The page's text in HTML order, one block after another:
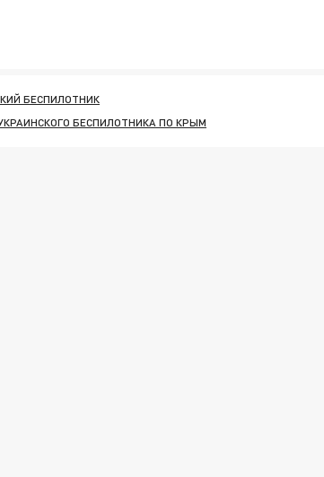
БЕСПИЛОТНИК
БЕСПИЛОТНИКА ПО КРЫМ